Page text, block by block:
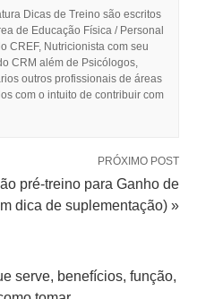
Dicas de Treino são escritos
de Educação Física / Personal
CREF, Nutricionista com seu
CRM além de Psicólogos,
outros profissionais de áreas
com o intuito de contribuir com
PRÓXIMO POST
pré-treino para Ganho de
dica de suplementação) »
serve, benefícios, função,